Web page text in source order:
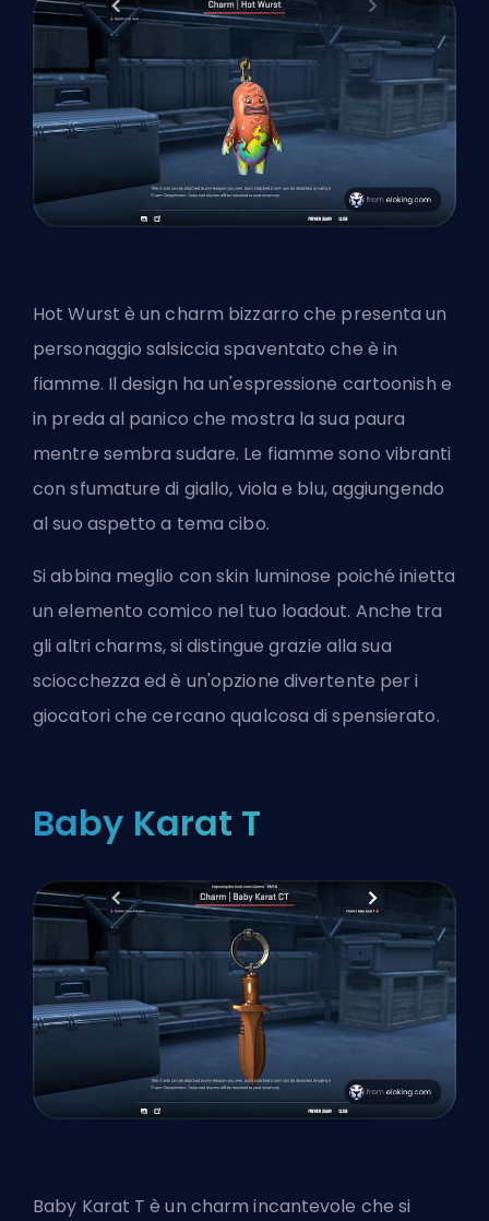
Hot Wurst è un charm bizzarro che presenta un
personaggio salsiccia spaventato che è in
fiamme. Il design ha un'espressione cartoonish e
in preda al panico che mostra la sua paura
mentre sembra sudare. Le fiamme sono vibranti
con sfumature di giallo, viola e blu, aggiungendo
al suo aspetto a tema cibo.
Si abbina meglio con skin luminose poiché inietta
un elemento comico nel tuo loadout. Anche tra
gli altri charms, si distingue grazie alla sua
sciocchezza ed è un'opzione divertente per i
giocatori che cercano qualcosa di spensierato.
Baby Karat T
Baby Karat T è un charm incantevole che si